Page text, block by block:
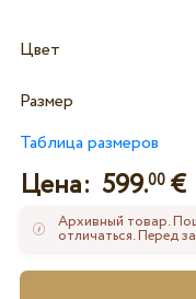
Цвет
Размер
Таблица размеров
Цена: 599.00€
Архивный товар.
отличаться. Перед